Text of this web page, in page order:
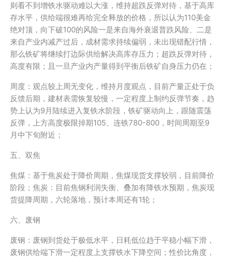
则看不到增铁水驱动难以大涨，维持超跌反弹对待，基于高库
存水平，供给端很难再给完全释放的价格，所以认为110美金
绝对顶，向下破100的风险一是来自海外衰退普跌风险、二是
来自产业内减产过后，成材需求持续偏弱，未出现错配行情，
那么铁矿将继续打边际供给解决高库存压力；超跌反弹对待，
高度有限；且一旦产业内产量得到平衡后铁矿自身压力仍在；
周度：观点较上周无变化，维持月度观点，目前产量正处于负
反馈后期，建材表需恢复较慢，一定程度上制约反弹节奏，趋
势上认为9月陆续进入复铁水阶段，铁矿驱动向上，跟随震荡
反弹，上方高度极限掉期105、连铁780-800，时间周期至9
月中下旬附近；
五、双焦
焦煤：基于焦炭处于降价周期，焦煤现货支撑较弱，目前降价
阶段；焦炭：目前焦钢利润失衡、叠加有降铁水预期，焦炭现
货提降周期，六轮落地，预计本周还有1轮；
六、废钢
废钢：废钢到货处于极低水平，日耗低位趋于平稳小幅下滑，
废钢供给端下滑一定程度上支撑铁水下降空间；性价比角度，